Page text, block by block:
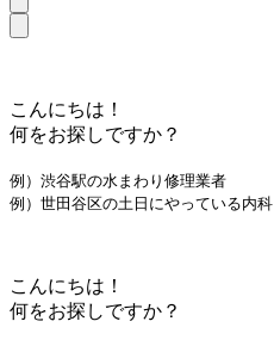
こんにちは！
何をお探しですか？
例）渋谷駅の水まわり修理業者
例）世田谷区の土日にやっている内科
こんにちは！
何をお探しですか？